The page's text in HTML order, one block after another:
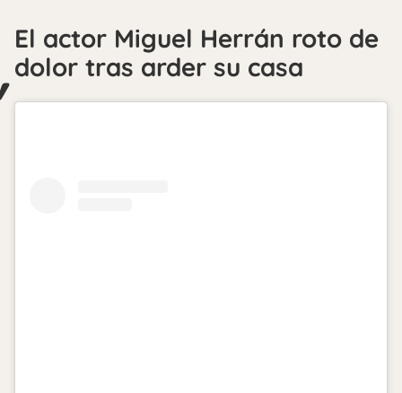
El actor Miguel Herrán roto de
dolor tras arder su casa